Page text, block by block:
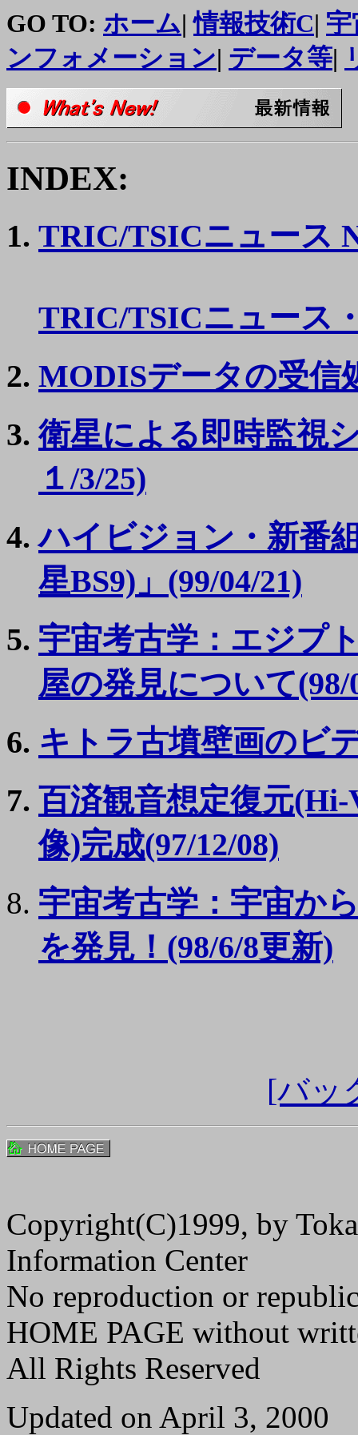
GO TO: ホーム|情報技術C| 宇
ンフォメーション| データ等|
INDEX:
TRIC/TSICニュース
TRIC/TSICニュース
MODISデータの受信
衛星による即時監視
１/3/25)
ハイビジョン・新番
星BS9)」(99/04/21)
宇宙考古学：エジプ
屋の発見について(98/
キトラ古墳壁画のビ
百済観音想定復元
像)完成(97/12/08)
宇宙考古学：宇宙か
を発見！(98/6/8更新)
[バッ
Copyright(C)1999, by
Information Center
No reproduction or
HOME PAGE without
All Rights Reserved
Updated on April 3, 2000